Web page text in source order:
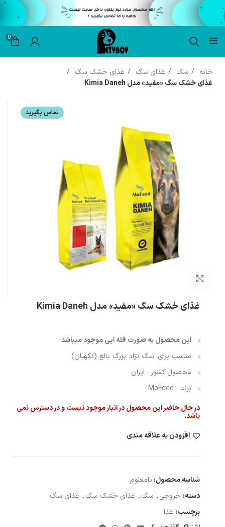
0
خانه سگ غذای سگ
غذای خشک سگ
غذای خشک سگ «مفید» مدل Kimia Daneh
تماس بگیرید
غذای خشک سگ «مفید» مدل Kimia Daneh
این محصول به صورت فله ایی موجود میباشد
مناسب برای: سگ نژاد بزرگ بالغ (نگهبان)
محصول کشور : ایران
برند : MoFeed
در حال حاضر این محصول در انبار موجود نیست و در دسترس نمی
باشد.
افزودن به علاقه مندی
شناسه محصول: نامعلوم
دسته: خروجی, سگ, غذای خشک سگ, غذای سگ
برچسب: غذا